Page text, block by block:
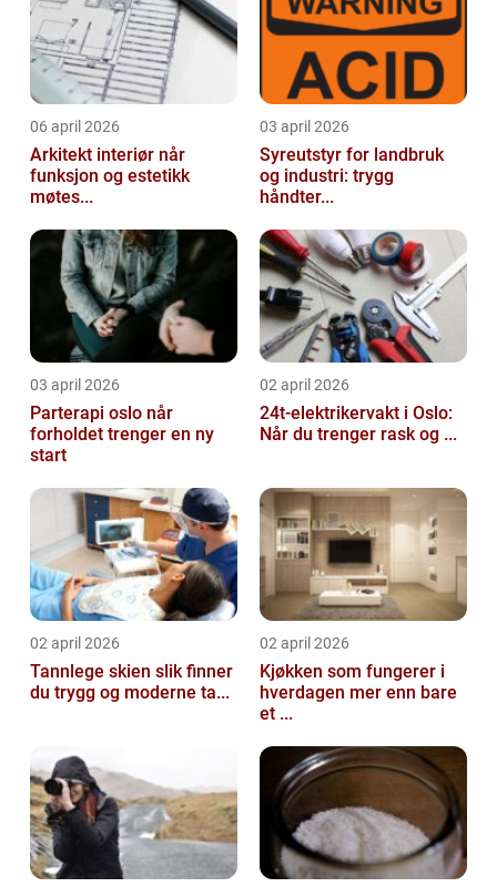
06 april 2026
Arkitekt interiør når
funksjon og estetikk
møtes...
03 april 2026
Syreutstyr for landbruk
og industri: trygg
håndter...
03 april 2026
Parterapi oslo når
forholdet trenger en ny
start
02 april 2026
24t-elektrikervakt i Oslo:
Når du trenger rask og ...
02 april 2026
Tannlege skien slik finner
du trygg og moderne ta...
02 april 2026
Kjøkken som fungerer i
hverdagen mer enn bare
et ...